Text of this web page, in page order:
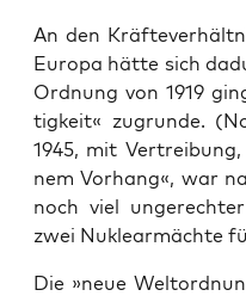
An den
Euro­pa hät­te sich
Ord­nung von 1919
tig­keit« zugrun­de.
1945, mit
nem Vor­hang«, war
noch viel
zwei Nukle­ar­mäch­te
Die »neue